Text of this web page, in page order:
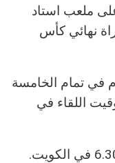
ملعب استاد
نهائي كأس
في تمام الخامسة
اللقاء في